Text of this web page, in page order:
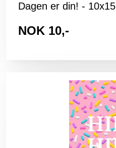
Dagen er din! - 10x15
NOK 10,-